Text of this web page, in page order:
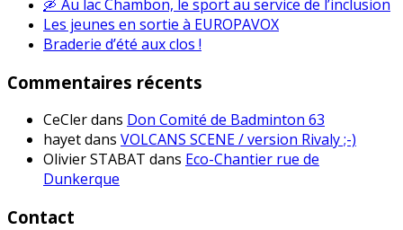
🛶 Au lac Chambon, le sport au service de l’inclusion
Les jeunes en sortie à EUROPAVOX
Braderie d’été aux clos !
Commentaires récents
CeClerdans Don Comité de Badminton 63
hayetdans VOLCANS SCENE / version Rivaly ;-)
Olivier STABAT dans Eco-Chantier rue de
Dunkerque
Contact